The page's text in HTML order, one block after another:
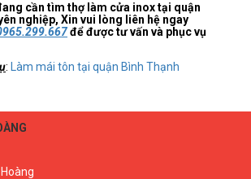
cần tìm thợ làm cửa inox tại quận
nghiệp, Xin vui lòng liên hệ ngay
để được tư vấn và phục vụ
: Làm mái tôn tại quận Bình Thạnh